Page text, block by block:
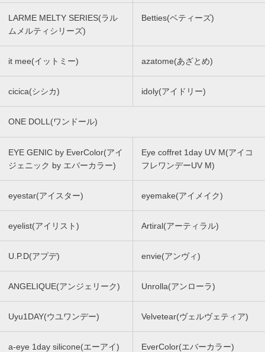
LARME MELTY SERIES(ラル
ムメルティシリーズ)
Betties(ベティーズ)
it mee(イットミー) azatome(あざとめ)
cicica(シシカ) idoly(アイドリー)
ONE DOLL(ワンドール)
EYE GENIC by EverColor(アイ
ジェニック by エバーカラー)
Eye coffret 1day UV M(アイコ
フレワンデーUV M)
eyestar(アイスター) eyemake(アイメイク)
eyelist(アイリスト) Artiral(アーティラル)
U.P.D(アプデ) envie(アンヴィ)
ANGELIQUE(アンジェリーク) Unrolla(アンローラ)
Uyu1DAY(ウユワンデー) Velvetear(ヴェルヴェティア)
a-eye 1day silicone(エーアイ) EverColor(エバーカラー)